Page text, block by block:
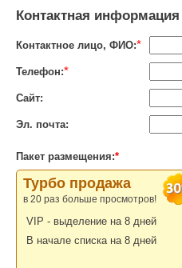
Контактная информация
Контактное лицо, ФИО:*
Телефон:*
Сайт:
Эл. почта:
Пакет размещения:*
Турбо продажа
в 20 раз больше просмотров!
VIP - выделение на 8 дней
В начале списка на 8 дней